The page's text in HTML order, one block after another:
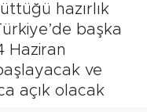
hazırlık
başka
Haziran
ve
açık olacak